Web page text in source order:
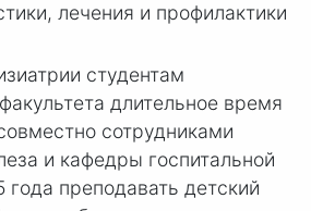
лечения и профилактики
студентам
длительное время
сотрудниками
и кафедры госпитальной
года преподавать детский